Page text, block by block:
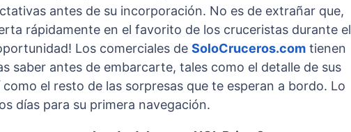
antes de su incorporación. No es de extrañar que,
rápidamente en el favorito de los cruceristas durante el
Los comerciales de SoloCruceros.com tienen
saber antes de embarcarte, tales como el detalle de sus
el resto de las sorpresas que te esperan a bordo. Lo
días para su primera navegación.